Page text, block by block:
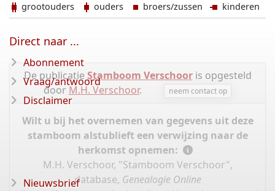
grootouders
ouders broers/zussen kinderen
De publicatie Stamboom Verschooris opgesteld
door M.H. Verschoor. neem contact op
Wilt u bij het overnemen van gegevens uit deze
stamboom alstublieft een verwijzing naar de
herkomst opnemen:
M.H. Verschoor, "Stamboom Verschoor",
database, Genealogie Online
Direct naar ...
Abonnement
Vraag/antwoord
Disclaimer
Nieuwsbrief